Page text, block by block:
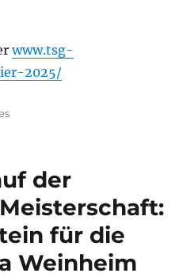
www.tsg-
2025/
der
für die
Weinheim